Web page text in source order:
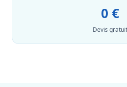
0 €
Devis gratuit